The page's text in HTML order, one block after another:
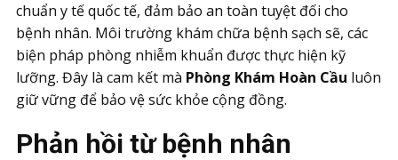
chuẩn y tế quốc tế, đảm bảo an toàn tuyệt đối cho
bệnh nhân. Môi trường khám chữa bệnh sạch sẽ, các
biện pháp phòng nhiễm khuẩn được thực hiện kỹ
lưỡng. Đây là cam kết mà Phòng Khám Hoàn Cầu luôn
giữ vững để bảo vệ sức khỏe cộng đồng.
Phản hồi từ bệnh nhân